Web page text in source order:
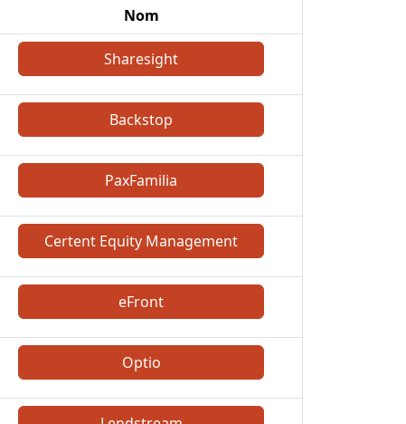
Nom
Sharesight
Backstop
PaxFamilia
Certent Equity Management
eFront
Optio